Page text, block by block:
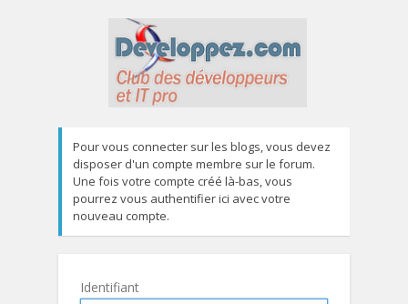
Pour vous connecter sur les blogs, vous devez
disposer d'un compte membre sur le forum.
Une fois votre compte créé là-bas, vous
pourrez vous authentifier ici avec votre
nouveau compte.
Identifiant